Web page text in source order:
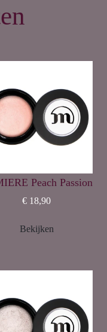
Peach Passion
€ 18,90
Bekijken